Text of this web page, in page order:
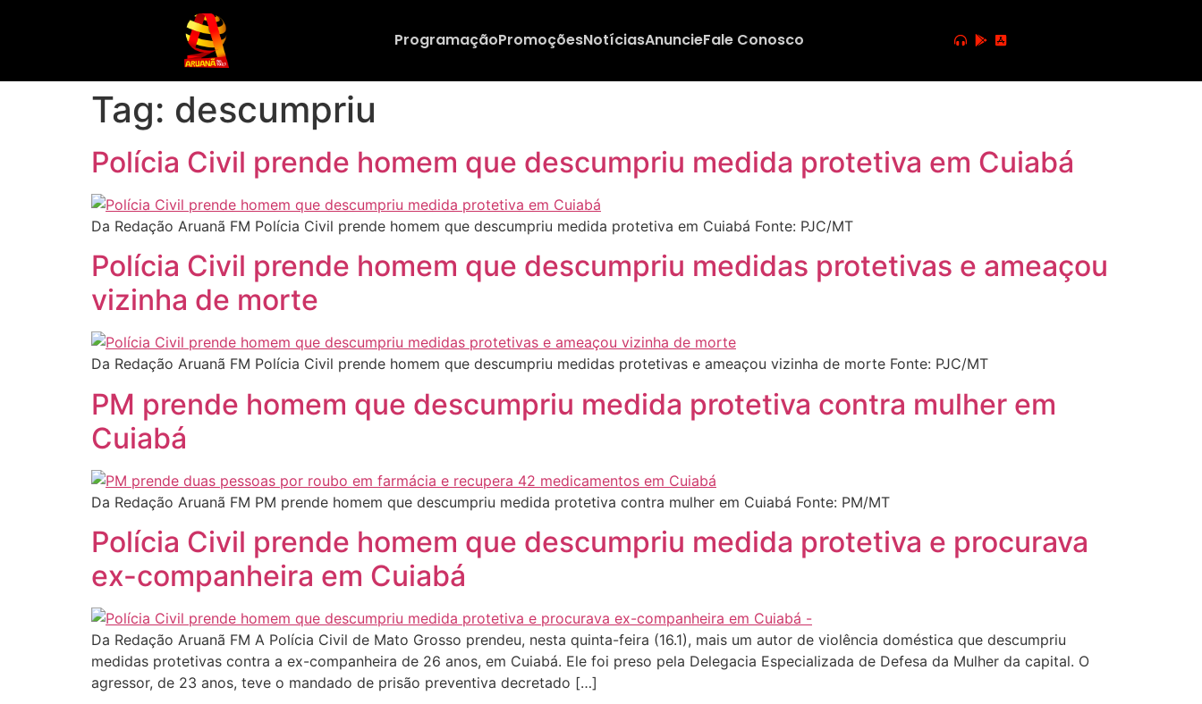
ProgramaçãoPromoçõesNotíciasAnuncieFale Conosco
Tag: descumpriu
Polícia Civil prende homem que descumpriu medida protetiva em Cuiabá
Da Redação Aruanã FM Polícia Civil prende homem que descumpriu medida protetiva em Cuiabá Fonte: PJC/MT
Polícia Civil prende homem que descumpriu medidas protetivas e ameaçou
vizinha de morte
Da Redação Aruanã FM Polícia Civil prende homem que descumpriu medidas protetivas e ameaçou vizinha de morte Fonte: PJC/MT
PM prende homem que descumpriu medida protetiva contra mulher em
Cuiabá
Da Redação Aruanã FM PM prende homem que descumpriu medida protetiva contra mulher em Cuiabá Fonte: PM/MT
Polícia Civil prende homem que descumpriu medida protetiva e procurava
ex-companheira em Cuiabá
Da Redação Aruanã FM A Polícia Civil de Mato Grosso prendeu, nesta quinta-feira (16.1), mais um autor de violência doméstica que descumpriu
medidas protetivas contra a ex-companheira de 26 anos, em Cuiabá. Ele foi preso pela Delegacia Especializada de Defesa da Mulher da capital. O
agressor, de 23 anos, teve o mandado de prisão preventiva decretado […]